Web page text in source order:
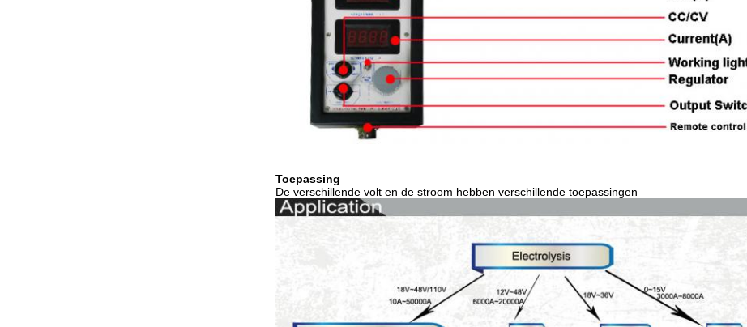
Toepassing
De verschillende volt en de stroom hebben verschillende toepassingen